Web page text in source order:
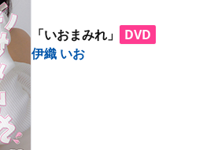
「いおまみれ」
DVD
伊織 いお